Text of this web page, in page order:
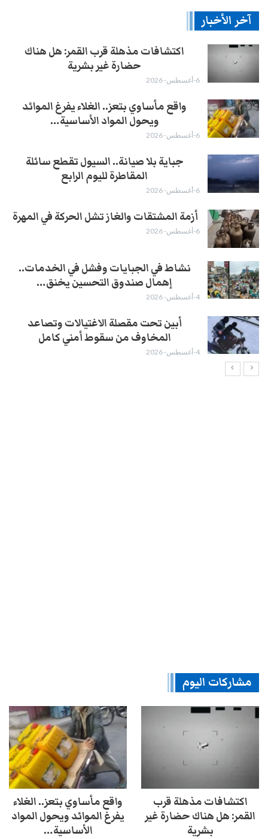
آخر الأخبار
اكتشافات مذهلة قرب القمر: هل هناك
حضارة غير بشرية
6-أغسطس- 2026
واقع مأساوي بتعز.. الغلاء يفرغ الموائد
ويحول المواد الأساسية…
6-أغسطس- 2026
جباية بلا صيانة.. السيول تقطع سائلة
المقاطرة لليوم الرابع
6-أغسطس- 2026
أزمة المشتقات والغاز تشل الحركة في المهرة ​
6-أغسطس- 2026
نشاط في الجبايات وفشل في الخدمات..
إهمال صندوق التحسين يخنق…
4-أغسطس- 2026
أبين تحت مقصلة الاغتيالات وتصاعد
المخاوف من سقوط أمني كامل
4-أغسطس- 2026
مشاركات اليوم
اكتشافات مذهلة قرب
القمر: هل هناك حضارة غير
بشرية
واقع مأساوي بتعز.. الغلاء
يفرغ الموائد ويحول المواد
الأساسية…